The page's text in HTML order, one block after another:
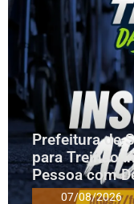
Prefeitura de
para Treinão
Pessoa com
07/08/2026